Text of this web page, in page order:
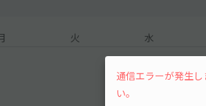
火 水
通信エラーが発生
い。